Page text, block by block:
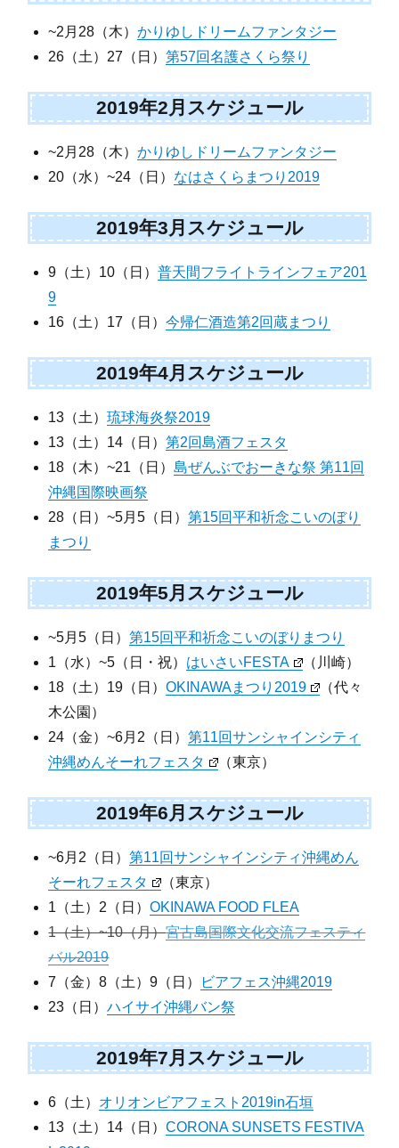
~2月28（木）かりゆしドリームファンタジー
26（土）27（日）第57回名護さくら祭り
2019年2月スケジュール
~2月28（木）かりゆしドリームファンタジー
20（水）~24（日） なはさくらまつり2019
2019年3月スケジュール
9（土）10（日）普天間フライトラインフェア201
9
16（土）17（日）今帰仁酒造第2回蔵まつり
2019年4月スケジュール
13（土）琉球海炎祭2019
13（土）14（日）第2回島酒フェスタ
18（木）~21（日）島ぜんぶでおーきな祭 第11回
沖縄国際映画祭
28（日）~5月5（日）第15回平和祈念こいのぼり
まつり
2019年5月スケジュール
~5月5（日）第15回平和祈念こいのぼりまつり
1（水）~5（日・祝） はいさいFESTA
（川崎）
18（土）19（日）OKINAWAまつり2019
（代々
木公園）
24（金）~6月2（日）第11回サンシャインシティ
沖縄めんそーれフェスタ
（東京）
2019年6月スケジュール
~6月2（日）第11回サンシャインシティ沖縄めん
そーれフェスタ
（東京）
1（土）2（日）OKINAWA FOOD FLEA
1（土）~10（月）宮古島国際文化交流フェスティ
バル2019
7（金）8（土）9（日）
ビアフェス沖縄2019
23（日）ハイサイ沖縄バン祭
2019年7月スケジュール
6（土） オリオンビアフェスト2019in石垣
13（土）14（日）CORONA SUNSETS FESTIVA